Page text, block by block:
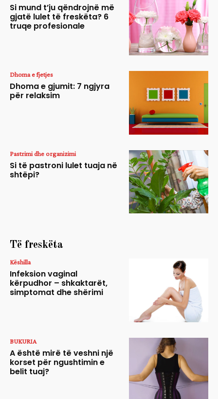
Si mund t’ju qëndrojnë më
gjatë lulet të freskëta? 6
truqe profesionale
Dhoma e fjetjes
Dhoma e gjumit: 7 ngjyra
për relaksim
Pastrimi dhe organizimi
Si të pastroni lulet tuaja në
shtëpi?
Të freskëta
Këshilla
Infeksion vaginal
kërpudhor – shkaktarët,
simptomat dhe shërimi
BUKURIA
A është mirë të veshni një
korset për ngushtimin e
belit tuaj?